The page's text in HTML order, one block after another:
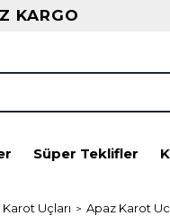
KARGO
Süper Teklifler
Karot Uçları Apaz Karot